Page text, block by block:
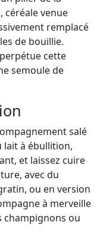
céréale venue
remplacé
de bouillie.
cette
semoule de
salé
lait à ébullition,
et laissez cuire
avec du
ou en version
à merveille
champignons ou